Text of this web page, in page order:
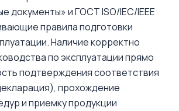
документы» и ГОСТ ISO/IEC/IEEE
правила подготовки
Наличие корректно
по эксплуатации прямо
подтверждения соответствия
прохождение
и приемку продукции